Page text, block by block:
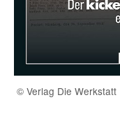
© Verlag Die Werkstatt